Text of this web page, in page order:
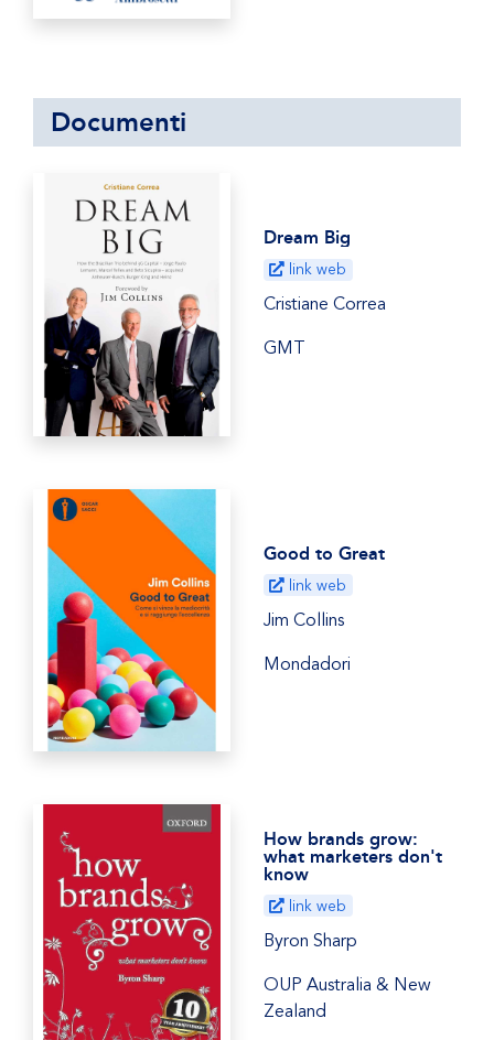
Documenti
Dream Big
link web
Cristiane Correa
GMT
Good to Great
link web
Jim Collins
Mondadori
How brands grow:
what marketers don't
know
link web
Byron Sharp
OUP Australia & New
Zealand